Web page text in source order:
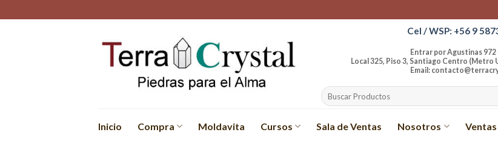
to
Cel / WSP: +56 9
Entrar por Agustinas 972 o
Local 325, Piso 3, Santiago Centro (Metro U.
Email:
Buscar
por:
Inicio Compra Moldavita Cursos Sala de Ventas Nosotros